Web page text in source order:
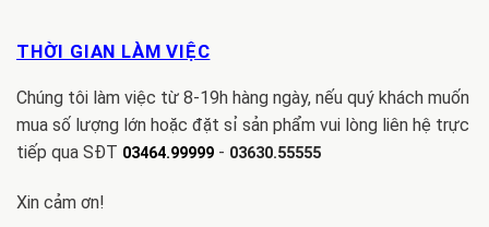
THỜI GIAN LÀM VIỆC
Chúng tôi làm việc từ 8-19h hàng ngày, nếu quý khách muốn
mua số lượng lớn hoặc đặt sỉ sản phẩm vui lòng liên hệ trực
tiếp qua SĐT 03464.99999 - 03630.55555
Xin cảm ơn!